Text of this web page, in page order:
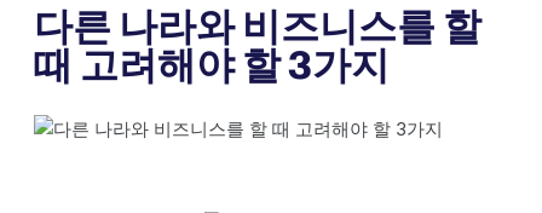
다른 나라와 비즈니스를 할
때 고려해야 할 3가지